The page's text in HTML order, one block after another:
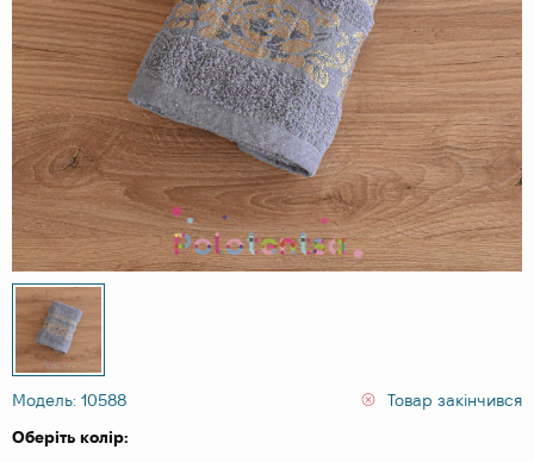
Модель: 10588
Товар закінчився
Оберіть колір: